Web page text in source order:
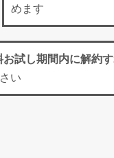
めます
試し期間内に解約
い